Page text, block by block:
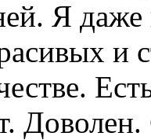
Я даже
и